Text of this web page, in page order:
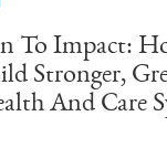
To Impact:
Stronger,
And Care